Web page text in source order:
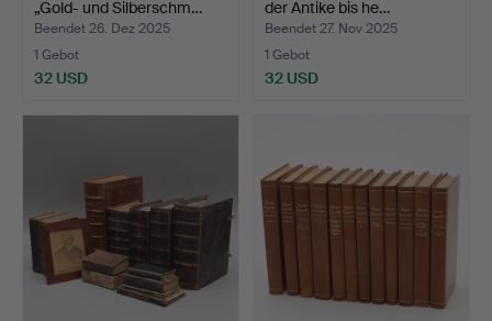
„Gold- und Silberschm…
Beendet 26. Dez 2025
1 Gebot
32 USD
der Antike bis he…
Beendet 27. Nov 2025
1 Gebot
32 USD